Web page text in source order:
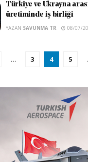
Türkiye ve Ukrayna
üretiminde iş birliği
YAZAN SAVUNMA TR 08/07/
… 3 4 5